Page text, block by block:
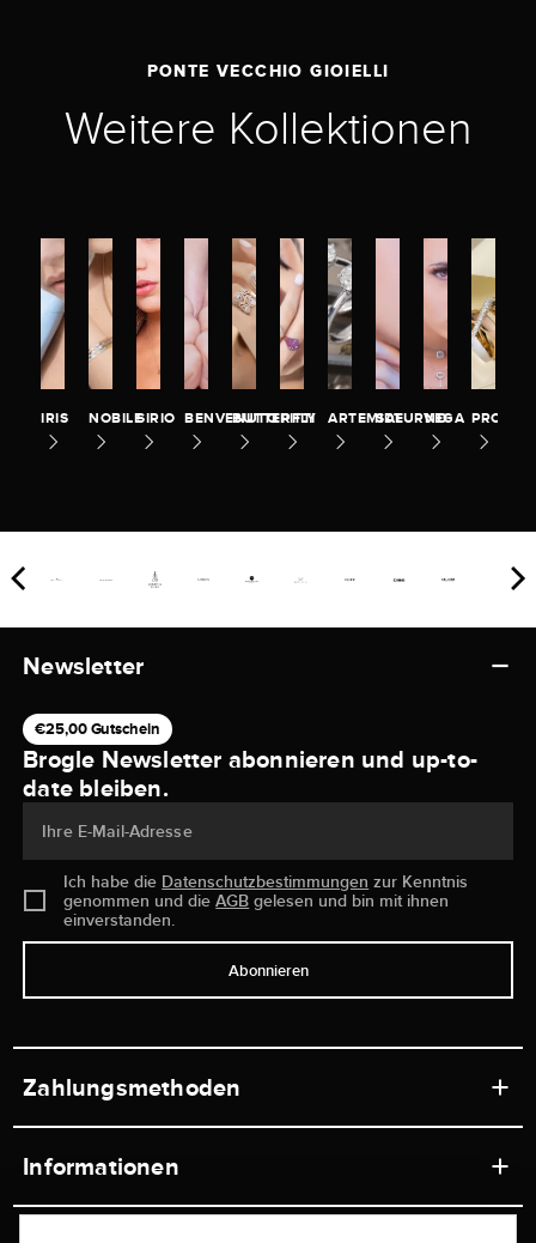
PONTE VECCHIO GIOIELLI
Weitere Kollektionen
IRIS NOBILESIRIO BENVENUTO
BUTTERFLY
PITTI ARTEMIDESATURNO
VEGA
Newsletter
€25,00 Gutschein
Brogle Newsletter abonnieren und up-to-
date bleiben.
Ihre E-Mail-Adresse
Ich habe die Datenschutzbestimmungen zur Kenntnis
genommen und dieAGB gelesen und bin mit ihnen
einverstanden.
Abonnieren
Zahlungsmethoden
Informationen